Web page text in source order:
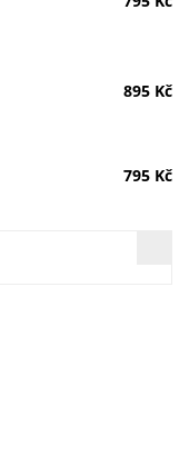
895 Kč
795 Kč
Chardonnay,
smetany a